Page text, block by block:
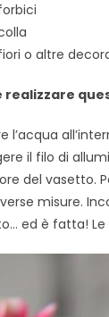
o altre
realizzare
l’acqua
il filo di
del vasetto.
misure.
ed è fatta!